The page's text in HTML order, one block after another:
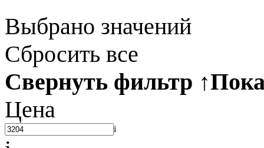
Выбрано значений
Сбросить все
Свернуть фильтр ↑
Цена
i